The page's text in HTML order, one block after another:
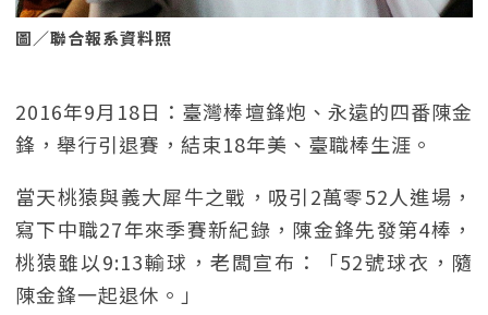
圖／聯合報系資料照
2016年9月18日：臺灣棒壇鋒炮、永遠的四番陳金
鋒，舉行引退賽，結束18年美、臺職棒生涯。
當天桃猿與義大犀牛之戰，吸引2萬零52人進場，
寫下中職27年來季賽新紀錄，陳金鋒先發第4棒，
桃猿雖以9:13輸球，老闆宣布：「52號球衣，隨
陳金鋒一起退休。」